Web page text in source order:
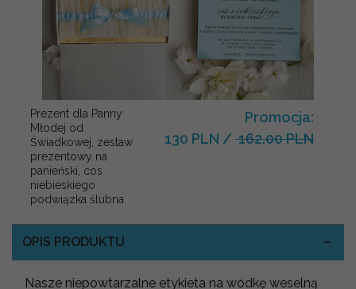
Prezent dla Panny
Młodej od
Świadkowej, zestaw
prezentowy na
panieński, cos
niebieskiego
podwiązka ślubna
Promocja:
130 PLN / 162.00 PLN
OPIS PRODUKTU
Nasze niepowtarzalne etykieta na wódkę weselną